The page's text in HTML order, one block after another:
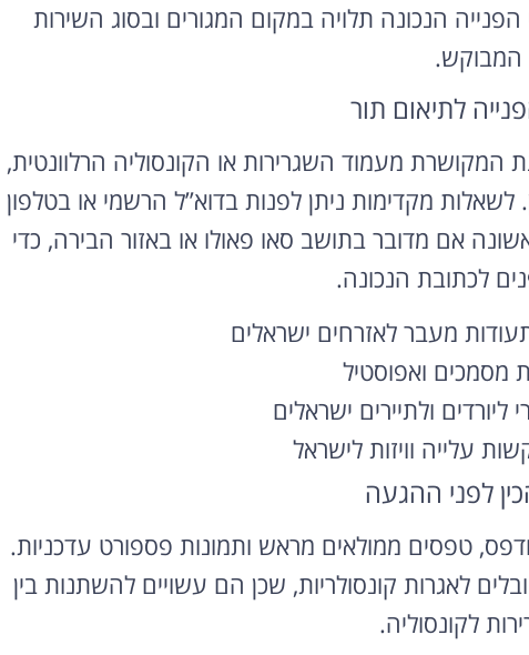
הנכונה תלויה במקום המגורים ובסוג השירות
המבוקש.
לתיאום תור
מעמוד השגרירות או הקונסוליה הרלוונטית,
מקדימות ניתן לפנות בדוא”ל הרשמי או בטלפון
אם מדובר בתושב סאו פאולו או באזור הבירה, כדי
לכתובת הנכונה.
מעבר לאזרחים ישראלים
מסמכים ואפוסטיל
ליורדים ולתיירים ישראלים
עלייה וויזות לישראל
לפני ההגעה
טפסים ממולאים מראש ותמונות פספורט עדכניות.
לאגרות קונסולריות, שכן הם עשויים להשתנות בין
לקונסוליה.